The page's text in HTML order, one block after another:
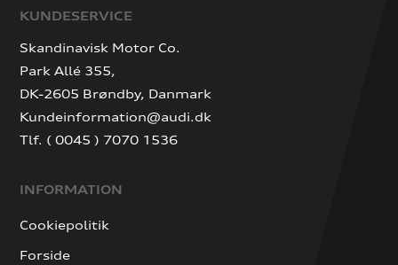
KUNDESERVICE
Skandinavisk Motor Co.
Park Allé 355,
DK-2605 Brøndby, Danmark
Kundeinformation@audi.dk
Tlf. ( 0045 ) 7070 1536
INFORMATION
Cookiepolitik
Forside